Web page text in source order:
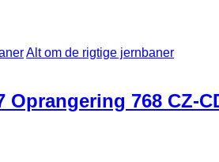
Alt om de rigtige jernbaner
Oprangering 768 CZ-